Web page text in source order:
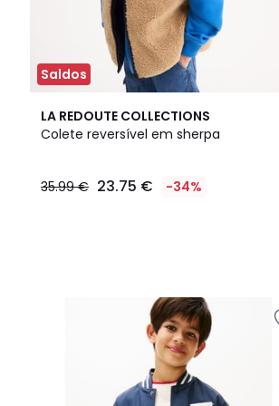
Saldos
LA REDOUTE COLLECTIONS
Colete reversível em sherpa
35.99 € 23.75 € -34%